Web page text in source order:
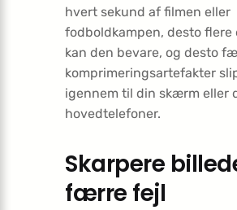
hvert sekund af filmen eller
fodboldkampen, desto flere
kan den bevare, og desto
komprimeringsartefakter
igennem til din skærm eller
hovedtelefoner.
Skarpere
færre fejl